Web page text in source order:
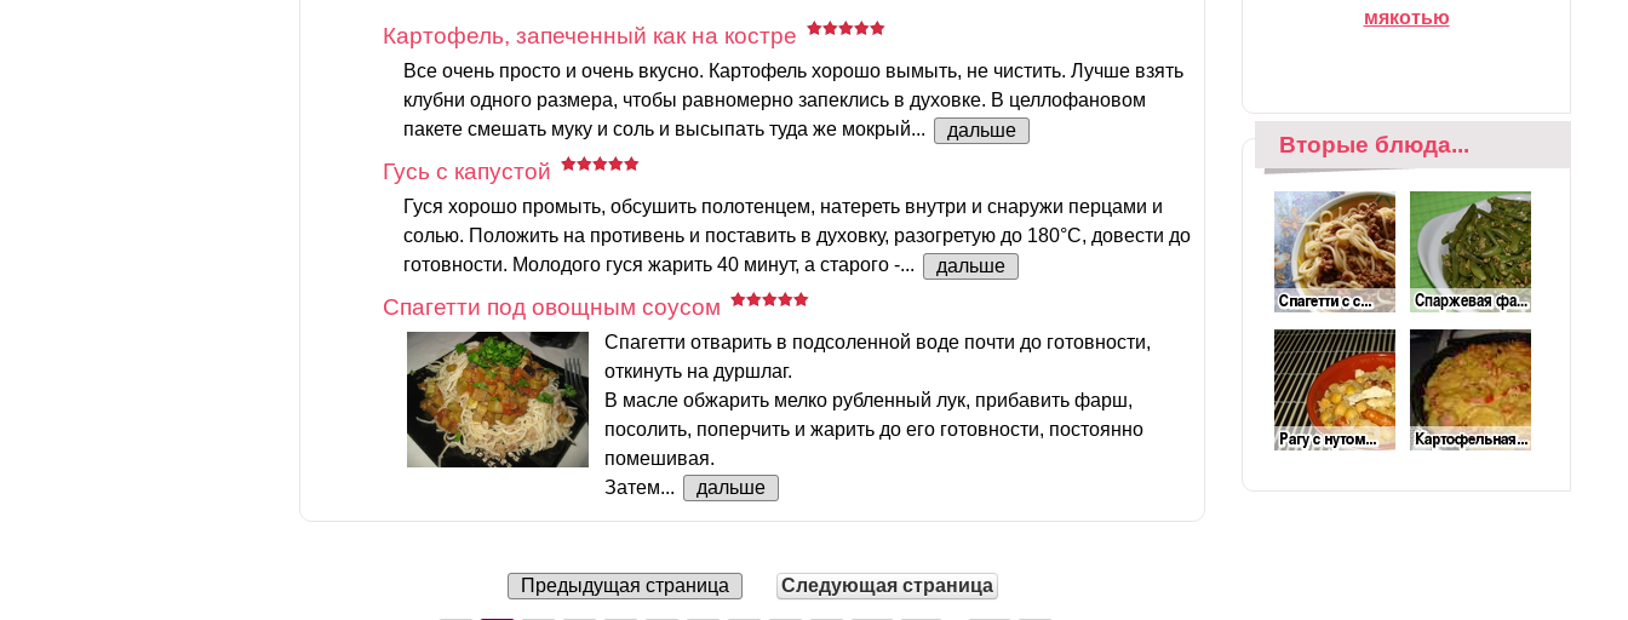
Картофель, запеченный как на костре
Все очень просто и очень вкусно. Картофель хорошо вымыть, не чистить. Лучше взять
клубни одного размера, чтобы равномерно запеклись в духовке. В целлофановом
пакете смешать муку и соль и высыпать туда же мокрый...
дальше
Гусь с капустой
Гуся хорошо промыть, обсушить полотенцем, натереть внутри и снаружи перцами и
солью. Положить на противень и поставить в духовку, разогретую до 180°С, довести до
готовности. Молодого гуся жарить 40 минут, а старого -...
дальше
Спагетти под овощным соусом
Спагетти отварить в подсоленной воде почти до готовности,
откинуть на дуршлаг.
В масле обжарить мелко рубленный лук, прибавить фарш,
посолить, поперчить и жарить до его готовности, постоянно
помешивая.
Затем...
дальше
Предыдущая страница Следующая страница
мякотью
Вторые блюда...